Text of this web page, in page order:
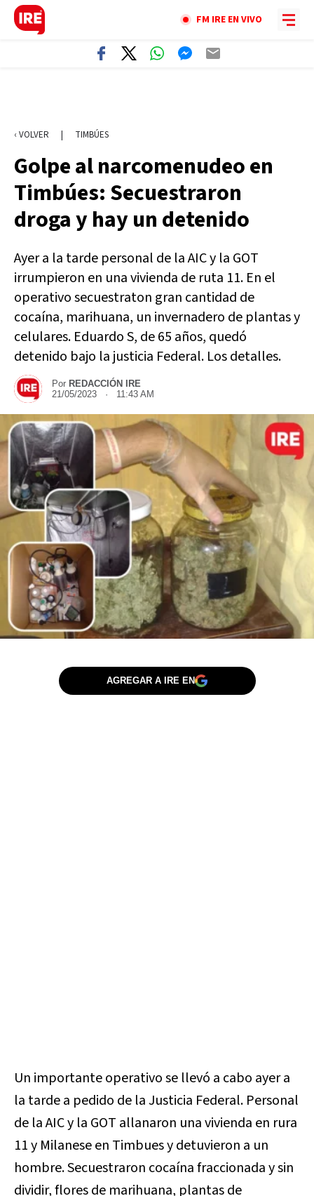
FM IRE EN VIVO
‹ VOLVER | TIMBÚES
Golpe al narcomenudeo en
Timbúes: Secuestraron
droga y hay un detenido
Ayer a la tarde personal de la AIC y la GOT
irrumpieron en una vivienda de ruta 11. En el
operativo secuestraton gran cantidad de
cocaína, marihuana, un invernadero de plantas y
celulares. Eduardo S, de 65 años, quedó
detenido bajo la justicia Federal. Los detalles.
Por REDACCIÓN IRE
21/05/2023 · 11:43 AM
AGREGAR A IRE EN
Un importante operativo se llevó a cabo ayer a
la tarde a pedido de la Justicia Federal. Personal
de la AIC y la GOT allanaron una vivienda en rura
11 y Milanese en Timbues y detuvieron a un
hombre. Secuestraron cocaína fraccionada y sin
dividir, flores de marihuana, plantas de